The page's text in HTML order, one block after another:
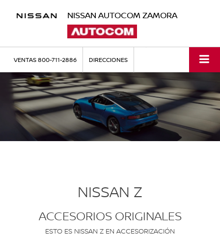
NISSAN AUTOCOM ZAMORA
VENTAS800-711-2886 DIRECCIONES
NISSAN Z
ACCESORIOS ORIGINALES
ESTO ES NISSAN Z EN ACCESORIZACIÓN